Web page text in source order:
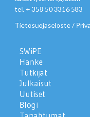
tel. + 358 50 3316 583
Tietosuojaseloste/
SWiPE
Hanke
Tutkijat
Julkaisut
Uutiset
Blogi